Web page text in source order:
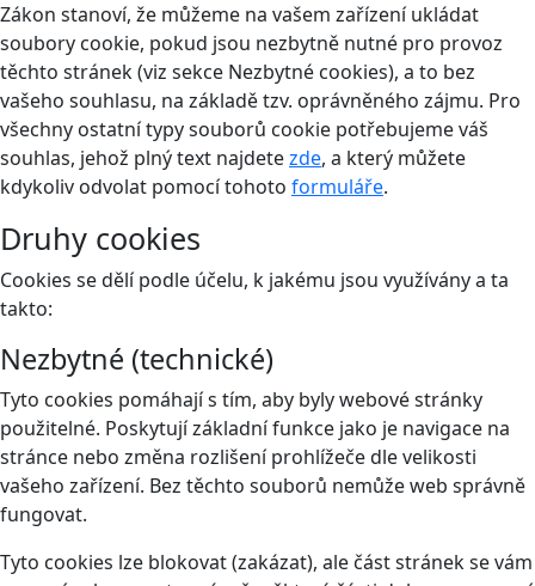
Zákon stanoví, že můžeme na vašem zařízení ukládat
soubory cookie, pokud jsou nezbytně nutné pro provoz
těchto stránek (viz sekce Nezbytné cookies), a to bez
vašeho souhlasu, na základě tzv. oprávněného zájmu. Pro
všechny ostatní typy souborů cookie potřebujeme váš
souhlas, jehož plný text najdetezde, a který můžete
kdykoliv odvolat pomocí tohoto formuláře.
Druhy cookies
Cookies se dělí podle účelu, k jakému jsou využívány a ta
takto:
Nezbytné (technické)
Tyto cookies pomáhají s tím, aby byly webové stránky
použitelné. Poskytují základní funkce jako je navigace na
stránce nebo změna rozlišení prohlížeče dle velikosti
vašeho zařízení. Bez těchto souborů nemůže web správně
fungovat.
Tyto cookies lze blokovat (zakázat), ale část stránek se vám